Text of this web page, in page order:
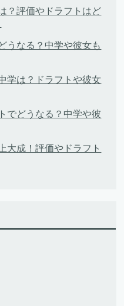
？評価やドラフトはど
うなる？中学や彼女も
学は？ドラフトや彼女
でどうなる？中学や彼
大成！評価やドラフト